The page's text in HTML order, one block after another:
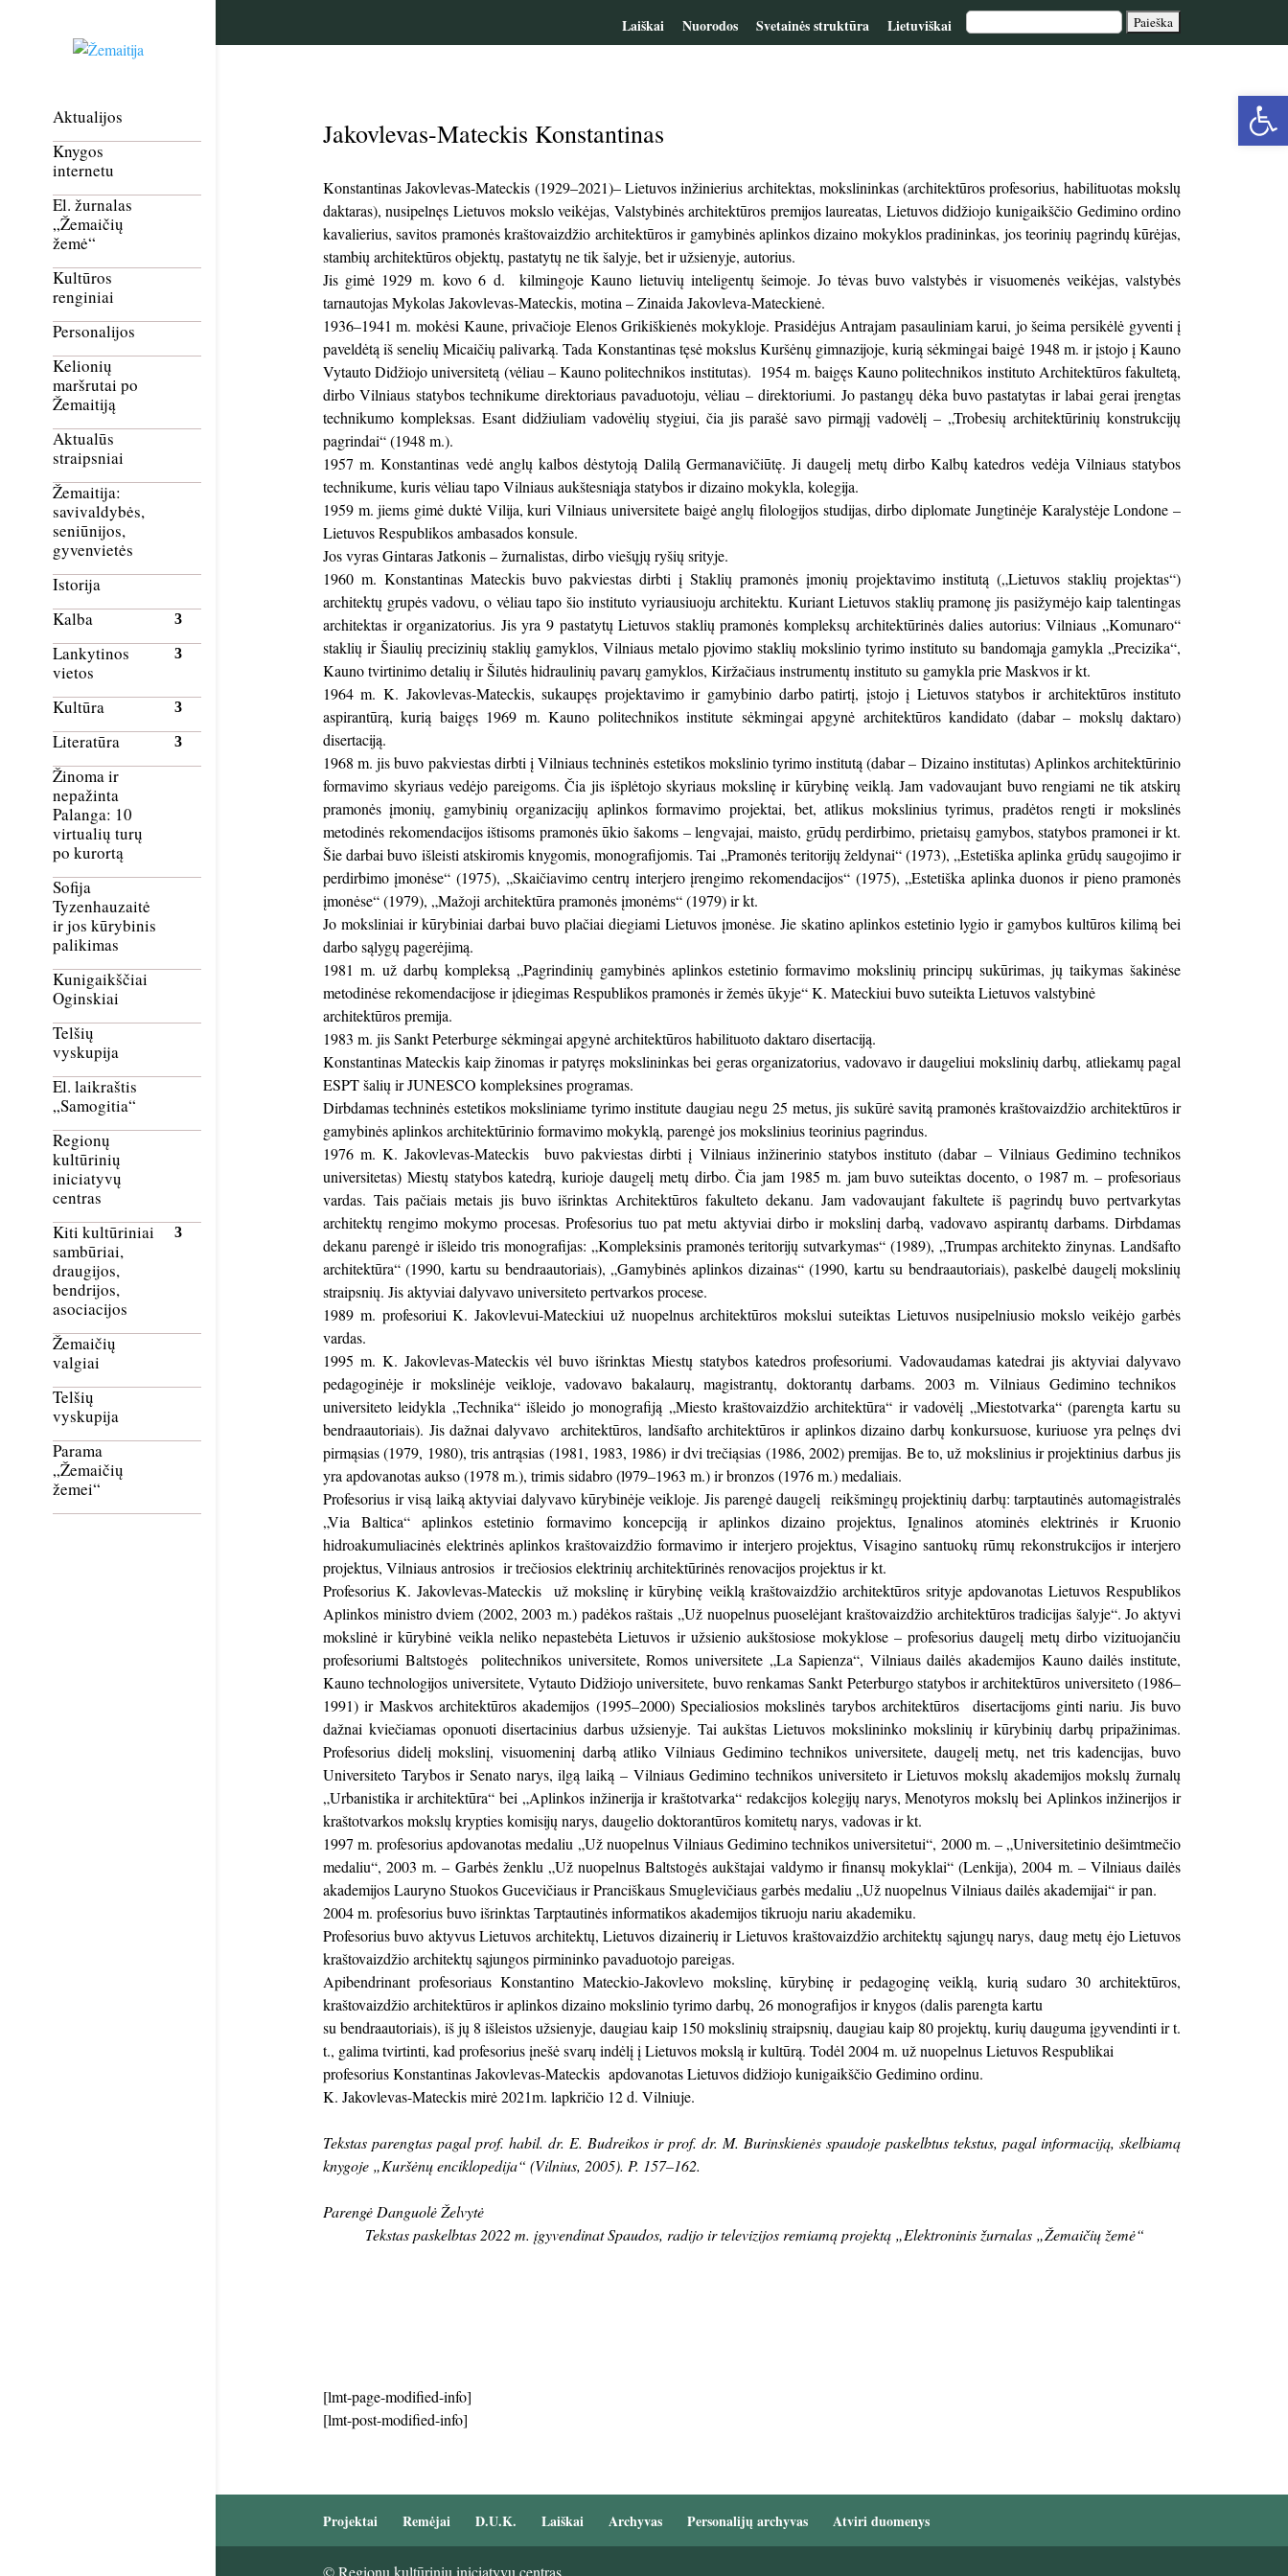
Laiškai Nuorodos Svetainės struktūra Lietuviškai
Aktualijos
Knygos
internetu
El. žurnalas
„Žemaičių
žemė“
Kultūros
renginiai
Personalijos
Kelionių
maršrutai po
Žemaitiją
Aktualūs
straipsniai
Žemaitija:
savivaldybės,
seniūnijos,
gyvenvietės
Istorija
Kalba
Lankytinos
vietos
Kultūra
Literatūra
Žinoma ir
nepažinta
Palanga: 10
virtualių turų
po kurortą
Sofija
Tyzenhauzaitė
ir jos kūrybinis
palikimas
Kunigaikščiai
Oginskiai
Telšių
vyskupija
El. laikraštis
„Samogitia“
Regionų
kultūrinių
iniciatyvų
centras
Kiti kultūriniai
sambūriai,
draugijos,
bendrijos,
asociacijos
Žemaičių
valgiai
Telšių
vyskupija
Parama
„Žemaičių
žemei“
Jakovlevas-Mateckis Konstantinas
Konstantinas Jakovlevas-Mateckis (1929–2021)– Lietuvos inžinierius architektas, mokslininkas (architektūros profesorius, habilituotas mokslų
daktaras), nusipelnęs Lietuvos mokslo veikėjas, Valstybinės architektūros premijos laureatas, Lietuvos didžiojo kunigaikščio Gedimino ordino
kavalierius, savitos pramonės kraštovaizdžio architektūros ir gamybinės aplinkos dizaino mokyklos pradininkas, jos teorinių pagrindų kūrėjas,
stambių architektūros objektų, pastatytų ne tik šalyje, bet ir užsienyje, autorius.
Jis gimė 1929 m. kovo 6 d. kilmingoje Kauno lietuvių inteligentų šeimoje. Jo tėvas buvo valstybės ir visuomenės veikėjas, valstybės
tarnautojas Mykolas Jakovlevas-Mateckis, motina – Zinaida Jakovleva-Mateckienė.
1936–1941 m. mokėsi Kaune, privačioje Elenos Grikiškienės mokykloje. Prasidėjus Antrajam pasauliniam karui, jo šeima persikėlė gyventi į
paveldėtą iš senelių Micaičių palivarką. Tada Konstantinas tęsė mokslus Kuršėnų gimnazijoje, kurią sėkmingai baigė 1948 m. ir įstojo į Kauno
Vytauto Didžiojo universitetą (vėliau – Kauno politechnikos institutas). 1954 m. baigęs Kauno politechnikos instituto Architektūros fakultetą,
dirbo Vilniaus statybos technikume direktoriaus pavaduotoju, vėliau – direktoriumi. Jo pastangų dėka buvo pastatytas ir labai gerai įrengtas
technikumo kompleksas. Esant didžiuliam vadovėlių stygiui, čia jis parašė savo pirmąjį vadovėlį – „Trobesių architektūrinių konstrukcijų
pagrindai“ (1948 m.).
1957 m. Konstantinas vedė anglų kalbos dėstytoją Dalilą Germanavičiūtę. Ji daugelį metų dirbo Kalbų katedros vedėja Vilniaus statybos
technikume, kuris vėliau tapo Vilniaus aukštesniąja statybos ir dizaino mokykla, kolegija.
1959 m. jiems gimė duktė Vilija, kuri Vilniaus universitete baigė anglų filologijos studijas, dirbo diplomate Jungtinėje Karalystėje Londone –
Lietuvos Respublikos ambasados konsule.
Jos vyras Gintaras Jatkonis – žurnalistas, dirbo viešųjų ryšių srityje.
1960 m. Konstantinas Mateckis buvo pakviestas dirbti į Staklių pramonės įmonių projektavimo institutą („Lietuvos staklių projektas“)
architektų grupės vadovu, o vėliau tapo šio instituto vyriausiuoju architektu. Kuriant Lietuvos staklių pramonę jis pasižymėjo kaip talentingas
architektas ir organizatorius. Jis yra 9 pastatytų Lietuvos staklių pramonės kompleksų architektūrinės dalies autorius: Vilniaus „Komunaro“
staklių ir Šiaulių precizinių staklių gamyklos, Vilniaus metalo pjovimo staklių mokslinio tyrimo instituto su bandomąja gamykla „Precizika“,
Kauno tvirtinimo detalių ir Šilutės hidraulinių pavarų gamyklos, Kiržačiaus instrumentų instituto su gamykla prie Maskvos ir kt.
1964 m. K. Jakovlevas-Mateckis, sukaupęs projektavimo ir gamybinio darbo patirtį, įstojo į Lietuvos statybos ir architektūros instituto
aspirantūrą, kurią baigęs 1969 m. Kauno politechnikos institute sėkmingai apgynė architektūros kandidato (dabar – mokslų daktaro)
disertaciją.
1968 m. jis buvo pakviestas dirbti į Vilniaus techninės estetikos mokslinio tyrimo institutą (dabar – Dizaino institutas) Aplinkos architektūrinio
formavimo skyriaus vedėjo pareigoms. Čia jis išplėtojo skyriaus mokslinę ir kūrybinę veiklą. Jam vadovaujant buvo rengiami ne tik atskirų
pramonės įmonių, gamybinių organizacijų aplinkos formavimo projektai, bet, atlikus mokslinius tyrimus, pradėtos rengti ir mokslinės
metodinės rekomendacijos ištisoms pramonės ūkio šakoms – lengvajai, maisto, grūdų perdirbimo, prietaisų gamybos, statybos pramonei ir kt.
Šie darbai buvo išleisti atskiromis knygomis, monografijomis. Tai „Pramonės teritorijų želdynai“ (1973), „Estetiška aplinka grūdų saugojimo ir
perdirbimo įmonėse“ (1975), „Skaičiavimo centrų interjero įrengimo rekomendacijos“ (1975), „Estetiška aplinka duonos ir pieno pramonės
įmonėse“ (1979), „Mažoji architektūra pramonės įmonėms“ (1979) ir kt.
Jo moksliniai ir kūrybiniai darbai buvo plačiai diegiami Lietuvos įmonėse. Jie skatino aplinkos estetinio lygio ir gamybos kultūros kilimą bei
darbo sąlygų pagerėjimą.
1981 m. už darbų kompleksą „Pagrindinių gamybinės aplinkos estetinio formavimo mokslinių principų sukūrimas, jų taikymas šakinėse
metodinėse rekomendacijose ir įdiegimas Respublikos pramonės ir žemės ūkyje“ K. Mateckiui buvo suteikta Lietuvos valstybinė
architektūros premija.
1983 m. jis Sankt Peterburge sėkmingai apgynė architektūros habilituoto daktaro disertaciją.
Konstantinas Mateckis kaip žinomas ir patyręs mokslininkas bei geras organizatorius, vadovavo ir daugeliui mokslinių darbų, atliekamų pagal
ESPT šalių ir JUNESCO kompleksines programas.
Dirbdamas techninės estetikos moksliniame tyrimo institute daugiau negu 25 metus, jis sukūrė savitą pramonės kraštovaizdžio architektūros ir
gamybinės aplinkos architektūrinio formavimo mokyklą, parengė jos mokslinius teorinius pagrindus.
1976 m. K. Jakovlevas-Mateckis buvo pakviestas dirbti į Vilniaus inžinerinio statybos instituto (dabar – Vilniaus Gedimino technikos
universitetas) Miestų statybos katedrą, kurioje daugelį metų dirbo. Čia jam 1985 m. jam buvo suteiktas docento, o 1987 m. – profesoriaus
vardas. Tais pačiais metais jis buvo išrinktas Architektūros fakulteto dekanu. Jam vadovaujant fakultete iš pagrindų buvo pertvarkytas
architektų rengimo mokymo procesas. Profesorius tuo pat metu aktyviai dirbo ir mokslinį darbą, vadovavo aspirantų darbams. Dirbdamas
dekanu parengė ir išleido tris monografijas: „Kompleksinis pramonės teritorijų sutvarkymas“ (1989), „Trumpas architekto žinynas. Landšafto
architektūra“ (1990, kartu su bendraautoriais), „Gamybinės aplinkos dizainas“ (1990, kartu su bendraautoriais), paskelbė daugelį mokslinių
straipsnių. Jis aktyviai dalyvavo universiteto pertvarkos procese.
1989 m. profesoriui K. Jakovlevui-Mateckiui už nuopelnus architektūros mokslui suteiktas Lietuvos nusipelniusio mokslo veikėjo garbės
vardas.
1995 m. K. Jakovlevas-Mateckis vėl buvo išrinktas Miestų statybos katedros profesoriumi. Vadovaudamas katedrai jis aktyviai dalyvavo
pedagoginėje ir mokslinėje veikloje, vadovavo bakalaurų, magistrantų, doktorantų darbams. 2003 m. Vilniaus Gedimino technikos
universiteto leidykla „Technika“ išleido jo monografiją „Miesto kraštovaizdžio architektūra“ ir vadovėlį „Miestotvarka“ (parengta kartu su
bendraautoriais). Jis dažnai dalyvavo architektūros, landšafto architektūros ir aplinkos dizaino darbų konkursuose, kuriuose yra pelnęs dvi
pirmąsias (1979, 1980), tris antrąsias (1981, 1983, 1986) ir dvi trečiąsias (1986, 2002) premijas. Be to, už mokslinius ir projektinius darbus jis
yra apdovanotas aukso (1978 m.), trimis sidabro (l979–1963 m.) ir bronzos (1976 m.) medaliais.
Profesorius ir visą laiką aktyviai dalyvavo kūrybinėje veikloje. Jis parengė daugelį reikšmingų projektinių darbų: tarptautinės automagistralės
„Via Baltica“ aplinkos estetinio formavimo koncepciją ir aplinkos dizaino projektus, Ignalinos atominės elektrinės ir Kruonio
hidroakumuliacinės elektrinės aplinkos kraštovaizdžio formavimo ir interjero projektus, Visagino santuokų rūmų rekonstrukcijos ir interjero
projektus, Vilniaus antrosios ir trečiosios elektrinių architektūrinės renovacijos projektus ir kt.
Profesorius K. Jakovlevas-Mateckis už mokslinę ir kūrybinę veiklą kraštovaizdžio architektūros srityje apdovanotas Lietuvos Respublikos
Aplinkos ministro dviem (2002, 2003 m.) padėkos raštais „Už nuopelnus puoselėjant kraštovaizdžio architektūros tradicijas šalyje“. Jo aktyvi
mokslinė ir kūrybinė veikla neliko nepastebėta Lietuvos ir užsienio aukštosiose mokyklose – profesorius daugelį metų dirbo vizituojančiu
profesoriumi Baltstogės politechnikos universitete, Romos universitete „La Sapienza“, Vilniaus dailės akademijos Kauno dailės institute,
Kauno technologijos universitete, Vytauto Didžiojo universitete, buvo renkamas Sankt Peterburgo statybos ir architektūros universiteto (1986–
1991) ir Maskvos architektūros akademijos (1995–2000) Specialiosios mokslinės tarybos architektūros disertacijoms ginti nariu. Jis buvo
dažnai kviečiamas oponuoti disertacinius darbus užsienyje. Tai aukštas Lietuvos mokslininko mokslinių ir kūrybinių darbų pripažinimas.
Profesorius didelį mokslinį, visuomeninį darbą atliko Vilniaus Gedimino technikos universitete, daugelį metų, net tris kadencijas, buvo
Universiteto Tarybos ir Senato narys, ilgą laiką – Vilniaus Gedimino technikos universiteto ir Lietuvos mokslų akademijos mokslų žurnalų
„Urbanistika ir architektūra“ bei „Aplinkos inžinerija ir kraštotvarka“ redakcijos kolegijų narys, Menotyros mokslų bei Aplinkos inžinerijos ir
kraštotvarkos mokslų krypties komisijų narys, daugelio doktorantūros komitetų narys, vadovas ir kt.
1997 m. profesorius apdovanotas medaliu „Už nuopelnus Vilniaus Gedimino technikos universitetui“, 2000 m. – „Universitetinio dešimtmečio
medaliu“, 2003 m. – Garbės ženklu „Už nuopelnus Baltstogės aukštajai valdymo ir finansų mokyklai“ (Lenkija), 2004 m. – Vilniaus dailės
akademijos Lauryno Stuokos Gucevičiaus ir Pranciškaus Smuglevičiaus garbės medaliu „Už nuopelnus Vilniaus dailės akademijai“ ir pan.
2004 m. profesorius buvo išrinktas Tarptautinės informatikos akademijos tikruoju nariu akademiku.
Profesorius buvo aktyvus Lietuvos architektų, Lietuvos dizainerių ir Lietuvos kraštovaizdžio architektų sąjungų narys, daug metų ėjo Lietuvos
kraštovaizdžio architektų sąjungos pirmininko pavaduotojo pareigas.
Apibendrinant profesoriaus Konstantino Mateckio-Jakovlevo mokslinę, kūrybinę ir pedagoginę veiklą, kurią sudaro 30 architektūros,
kraštovaizdžio architektūros ir aplinkos dizaino mokslinio tyrimo darbų, 26 monografijos ir knygos (dalis parengta kartu
su bendraautoriais), iš jų 8 išleistos užsienyje, daugiau kaip 150 mokslinių straipsnių, daugiau kaip 80 projektų, kurių dauguma įgyvendinti ir t.
t., galima tvirtinti, kad profesorius įnešė svarų indėlį į Lietuvos mokslą ir kultūrą. Todėl 2004 m. už nuopelnus Lietuvos Respublikai
profesorius Konstantinas Jakovlevas-Mateckis apdovanotas Lietuvos didžiojo kunigaikščio Gedimino ordinu.
K. Jakovlevas-Mateckis mirė 2021m. lapkričio 12 d. Vilniuje.
Tekstas parengtas pagal prof. habil. dr. E. Budreikos ir prof. dr. M. Burinskienės spaudoje paskelbtus tekstus, pagal informaciją, skelbiamą
knygoje „Kuršėnų enciklopedija“ (Vilnius, 2005). P. 157–162.
Parengė Danguolė Želvytė
Tekstas paskelbtas 2022 m. įgyvendinat Spaudos, radijo ir televizijos remiamą projektą „Elektroninis žurnalas „Žemaičių žemė“
[lmt-page-modified-info]
[lmt-post-modified-info]
Projektai Remėjai D.U.K. Laiškai Archyvas Personalijų archyvas Atviri duomenys